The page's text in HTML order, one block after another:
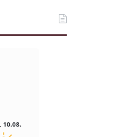
10.08.